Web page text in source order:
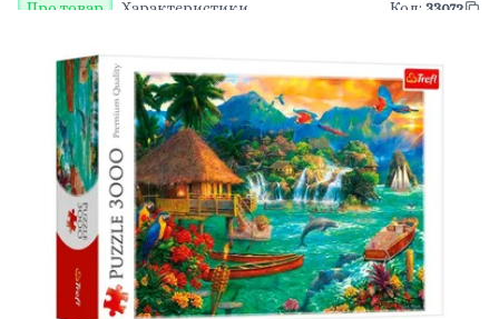
Про товар Характеристики Код: 33072